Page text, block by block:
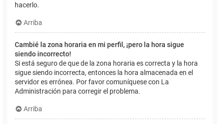
hacerlo.
Arriba
Cambié la zona horaria en mi perfil, ¡pero la hora sigue
siendo incorrecto!
Si está seguro de que de la zona horaria es correcta y la hora
sigue siendo incorrecta, entonces la hora almacenada en el
servidor es errónea. Por favor comuníquese con La
Administración para corregir el problema.
Arriba